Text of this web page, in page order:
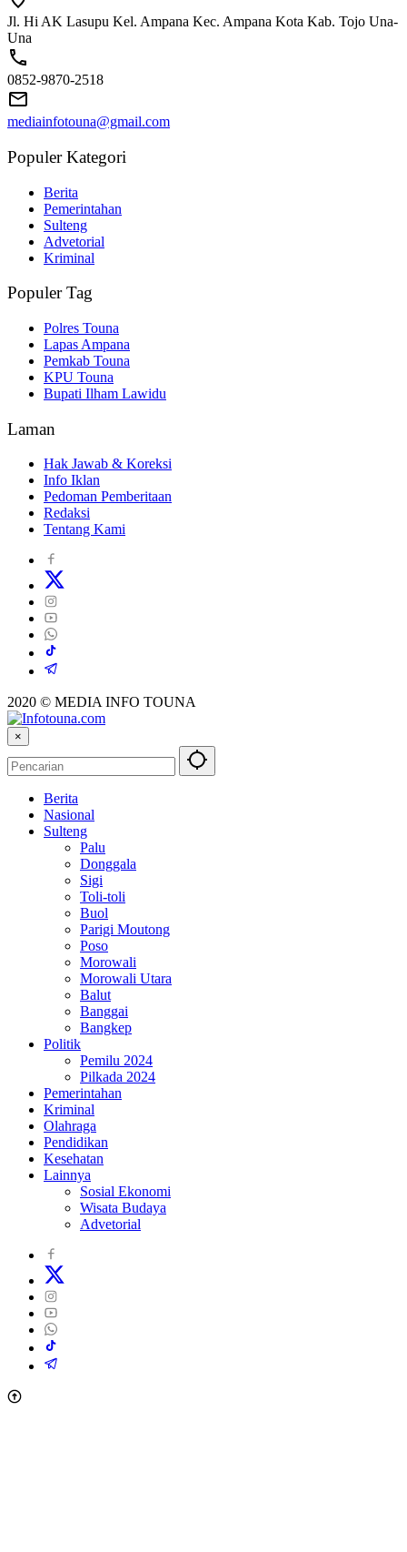
Jl. Hi AK Lasupu Kel. Ampana Kec. Ampana Kota Kab. Tojo Una-
Una
0852-9870-2518
mediainfotouna@gmail.com
Populer Kategori
Berita
Pemerintahan
Sulteng
Advetorial
Kriminal
Populer Tag
Polres Touna
Lapas Ampana
Pemkab Touna
KPU Touna
Bupati Ilham Lawidu
Laman
Hak Jawab & Koreksi
Info Iklan
Pedoman Pemberitaan
Redaksi
Tentang Kami
2020 © MEDIA INFO TOUNA
×
Berita
Nasional
Sulteng
Palu
Donggala
Sigi
Toli-toli
Buol
Parigi Moutong
Poso
Morowali
Morowali Utara
Balut
Banggai
Bangkep
Politik
Pemilu 2024
Pilkada 2024
Pemerintahan
Kriminal
Olahraga
Pendidikan
Kesehatan
Lainnya
Sosial Ekonomi
Wisata Budaya
Advetorial